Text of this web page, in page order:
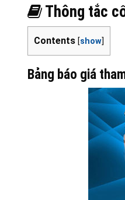
Thông tắc
Contents [show]
Bảng báo giá